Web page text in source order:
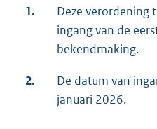
1.
Deze verordening
ingang van de
bekendmaking.
2.
De datum van
januari 2026.